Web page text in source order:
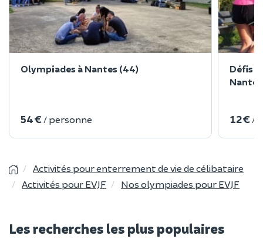
Olympiades à Nantes (44)
54 € / personne
Défis
Nantes
12 € /
Activités pour enterrement de vie de célibataire
Activités pour EVJF
Nos olympiades pour EVJF
Les recherches les plus populaires